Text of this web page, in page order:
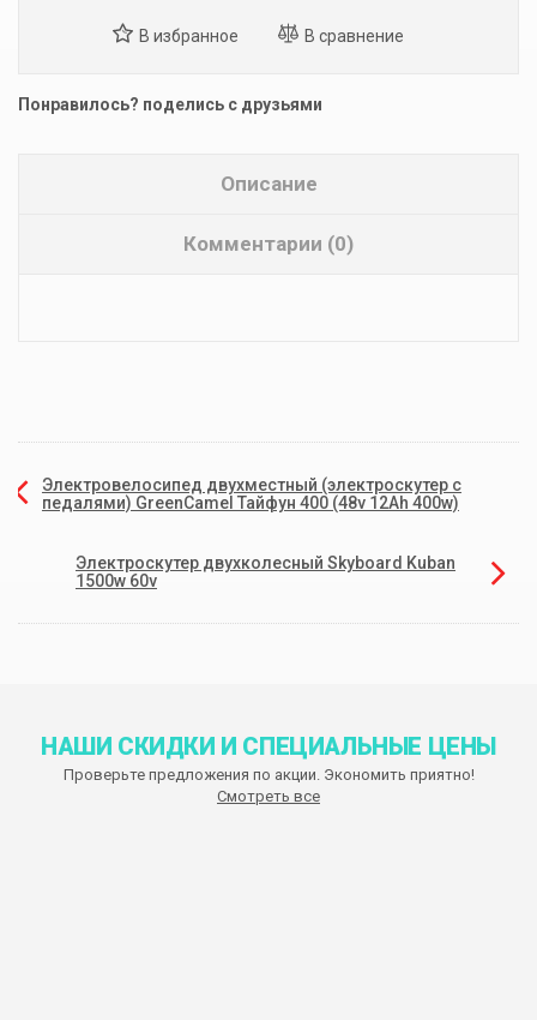
Понравилось? поделись с друзьями
Описание
Комментарии (0)
Электровелосипед двухместный (электроскутер с
педалями) GreenCamel Тайфун 400 (48v 12Ah 400w)
Электроскутер двухколесный Skyboard Kuban
1500w 60v
НАШИ СКИДКИ И СПЕЦИАЛЬНЫЕ ЦЕНЫ
Проверьте предложения по акции. Экономить приятно!
Смотреть все